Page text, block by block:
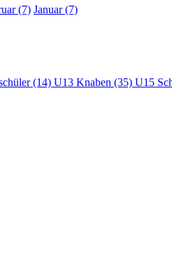
(7) Januar (7)
(14) U13 Knaben (35) U15